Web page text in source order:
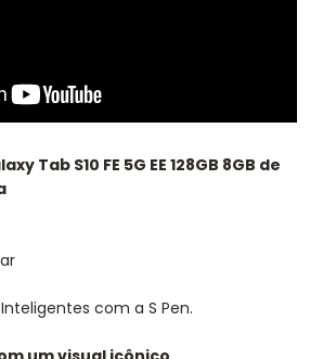
Tab S10 FE 5G EE 128GB 8GB de
com a S Pen.